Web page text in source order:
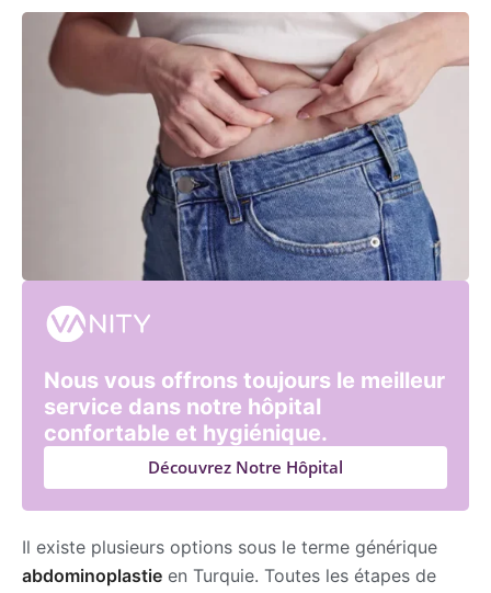
Il existe plusieurs options sous le terme générique
abdominoplastie en Turquie. Toutes les étapes de
Nous vous offrons toujours le meilleur
service dans notre hôpital
confortable et hygiénique.
Découvrez Notre Hôpital